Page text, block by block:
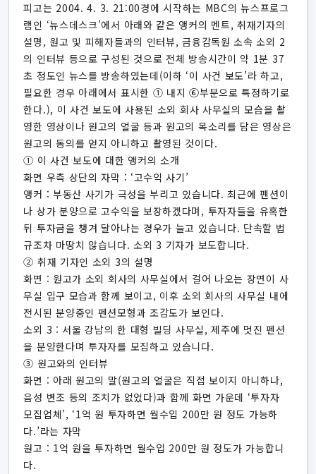
피고는 2004. 4. 3. 21:00경에 시작하는 MBC의 뉴스프로그
램인 ‘뉴스데스크’에서 아래와 같은 앵커의 멘트, 취재기자의
설명, 원고 및 피해자들과의 인터뷰, 금융감독원 소속 소외 2
의 인터뷰 등으로 구성된 것으로 전체 방송시간이 약 1분 37
초 정도인 뉴스를 방송하였는데(이하 ‘이 사건 보도’라 하고,
필요한 경우 아래에서 표시한 ① 내지 ⑥부분으로 특정하기로
한다.), 이 사건 보도에 사용된 소외 회사 사무실의 모습을 촬
영한 영상이나 원고의 얼굴 등과 원고의 목소리를 담은 영상은
원고의 동의를 얻지 아니하고 촬영된 것이다.
① 이 사건 보도에 대한 앵커의 소개
화면 우측 상단의 자막 : ‘고수익 사기’
앵커 : 부동산 사기가 극성을 부리고 있습니다. 최근에 펜션이
나 상가 분양으로 고수익을 보장하겠다며, 투자자들을 유혹한
뒤 투자금을 챙겨 달아나는 경우가 늘고 있습니다. 단속할 법
규조차 마땅치 않습니다. 소외 3 기자가 보도합니다.
② 취재 기자인 소외 3의 설명
화면 : 원고가 소외 회사의 사무실에서 걸어 나오는 장면이 사
무실 입구 모습과 함께 보이고, 이후 소외 회사의 사무실 내에
전시된 분양중인 펜션모형과 조감도가 보인다.
소외 3 : 서울 강남의 한 대형 빌딩 사무실, 제주에 멋진 펜션
을 분양한다며 투자자를 모집하고 있습니다.
③ 원고와의 인터뷰
화면 : 아래 원고의 말(원고의 얼굴은 직접 보이지 아니하나,
음성 변조 등의 조치가 없었다)과 함께 화면 가운데 ‘투자자
모집업체’, ‘1억 원 투자하면 월수입 200만 원 정도 가능하
다.’라는 자막
원고 : 1억 원을 투자하면 월수입 200만 원 정도가 가능합니
다.